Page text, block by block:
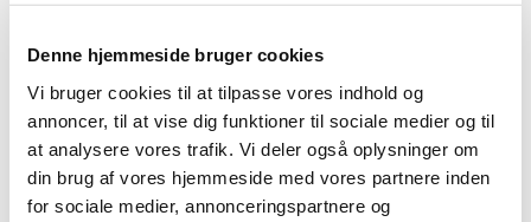
Denne hjemmeside bruger cookies
Vi bruger cookies til at tilpasse vores indhold og
annoncer, til at vise dig funktioner til sociale medier og til
at analysere vores trafik. Vi deler også oplysninger om
din brug af vores hjemmeside med vores partnere inden
for sociale medier, annonceringspartnere og
PVC VINKEL 90¤20mm m.1/2" gevind 1side